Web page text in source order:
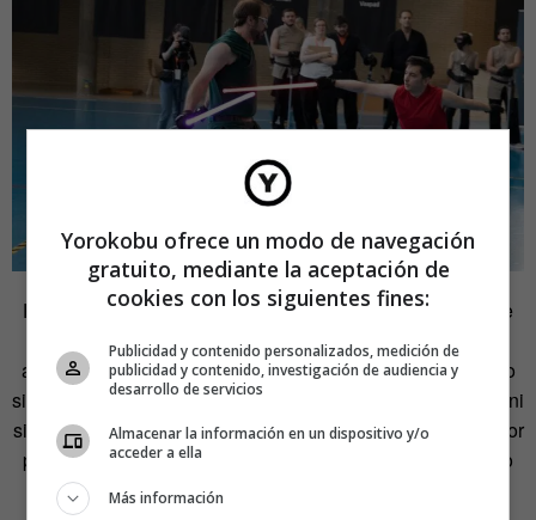
Pero, ¿cómo se crean unas reglas en torno a un arma que
no existe? Terminamos el calentamiento y los siete
aprendices cogemos nuestras espadas láser. Me pregunto
si es el momento de decir que no me gusta
, que ni
siquiera he visto todas las películas. Nos ponen a pelear por
parejas y me toca frente a Jorge, un tipo fuerte y simpático
que rebasa el metro noventa. Mejor no.
Yorokobu ofrece un modo de navegación
gratuito, mediante la aceptación de
cookies con los siguientes fines:
Publicidad y contenido personalizados, medición de
publicidad y contenido, investigación de audiencia y
desarrollo de servicios
Almacenar la información en un dispositivo y/o
acceder a ella
Más información